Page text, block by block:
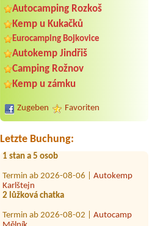
Autocamping Rozkoš
Kemp u Kukačků
Eurocamping Bojkovice
Autokemp Jindřiš
Camping Rožnov
Kemp u zámku
Zugeben Favoriten
Letzte Buchung:
Termin ab 2026-08-09 |
osoby
Termin ab 2026-08-01 |Kemp Lávka
1 stan a 5 osob
Termin ab 2026-08-06 |
Karlštejn
2 lůžková chatka
Termin ab 2026-08-02 |
Mělník
1stan 3 osoby3xchata pro 13 lidi